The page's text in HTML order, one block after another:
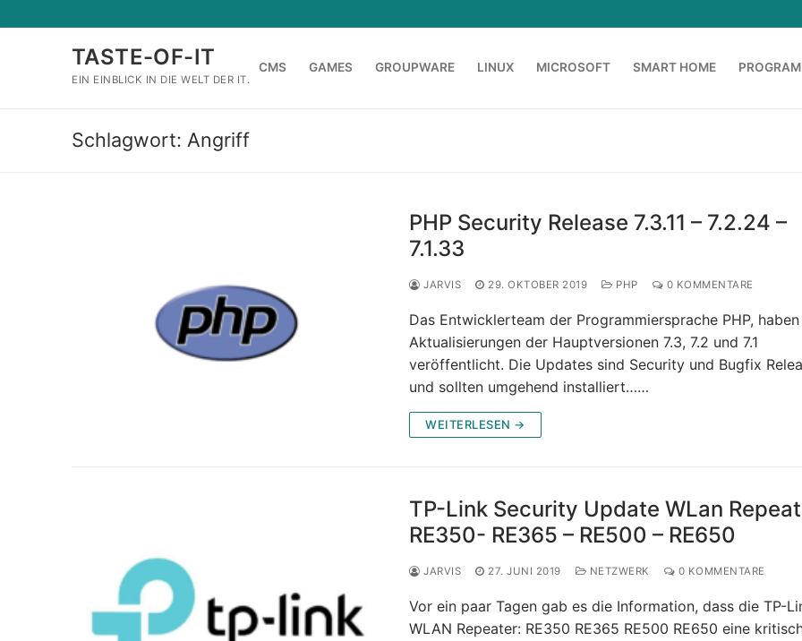
Inhalt
TASTE-OF-IT
EIN EINBLICK IN DIE WELT DER IT.
CMS GAMES GROUPWARE LINUX MICROSOFT SMART HOME
Schlagwort: Angriff
PHP Security Release 7.3.11 – 7.2.24 –
7.1.33
JARVIS 29. OKTOBER 2019 PHP 0 KOMMENTARE
Das Entwicklerteam der Programmiersprache PHP, haben
Aktualisierungen der Hauptversionen 7.3, 7.2 und 7.1
veröffentlicht. Die Updates sind Security und Bugfix
und sollten umgehend installiert……
WEITERLESEN →
TP-Link Security Update WLan
RE350- RE365 – RE500 – RE650
JARVIS 27. JUNI 2019 NETZWERK 0 KOMMENTARE
Vor ein paar Tagen gab es die Information, dass die TP-
WLAN Repeater: RE350 RE365 RE500 RE650 eine